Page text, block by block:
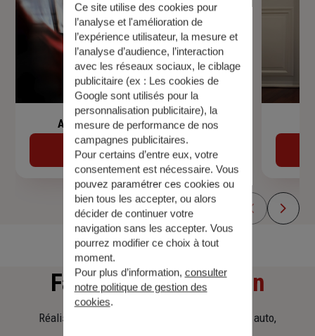
Assurance de prêt immobilier
Découvrir
Faitesune simulation
Réalisez une simulation tarifaire d'assurance, auto,
Ce site utilise des cookies pour
l’analyse et l'amélioration de
l’expérience utilisateur, la mesure et
l’analyse d’audience, l’interaction
avec les réseaux sociaux, le ciblage
publicitaire (ex : Les cookies de
Google sont utilisés pour la
personnalisation publicitaire), la
mesure de performance de nos
campagnes publicitaires.
Pour certains d’entre eux, votre
consentement est nécessaire. Vous
pouvez paramétrer ces cookies ou
bien tous les accepter, ou alors
décider de continuer votre
navigation sans les accepter. Vous
pourrez modifier ce choix à tout
moment.
Pour plus d’information, consulter
notre politique de gestion des
cookies.